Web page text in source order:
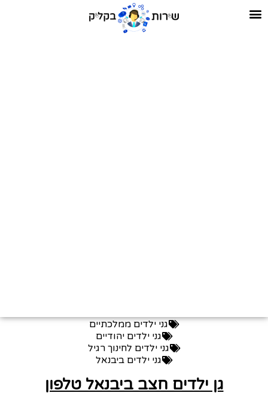
גני ילדים ממלכתיים
גני ילדים יהודיים
גני ילדים לחינוך רגיל
גני ילדים ביבנאל
גן ילדים חצב ביבנאל טלפון